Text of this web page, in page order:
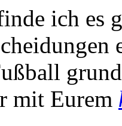
ich es
mit Eurem